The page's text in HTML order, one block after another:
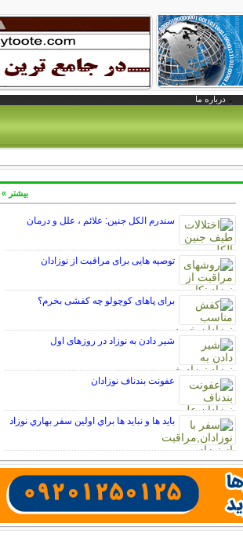
درباره ما
سندرم الکل جنین: علائم ، علل و درمان
توصیه هایی برای مراقبت از نوزادان
برای پاهای کوچولو چه کفشی بخرم؟
شیر دادن به نوزاد در روزهای اول
عفونت بندناف نوزادان
بايد ها و نبايد ها براي اولين سفر بهاري نوزاد
بیشتر »